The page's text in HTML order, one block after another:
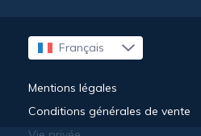
Français
English
Mentions légales
Conditions générales de vente